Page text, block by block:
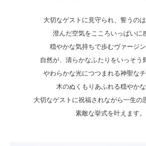
大切なゲストに見守られ、誓うのは
澄んだ空気をこころいっぱいに
穏やかな気持ちで歩むヴァージン
自然が、清らかなふたりをいっそう
やわらかな光につつまれる神聖なチ
木のぬくもりあふれる穏やかな
大切なゲストに祝福されながら一生の
素敵な挙式を叶えます。